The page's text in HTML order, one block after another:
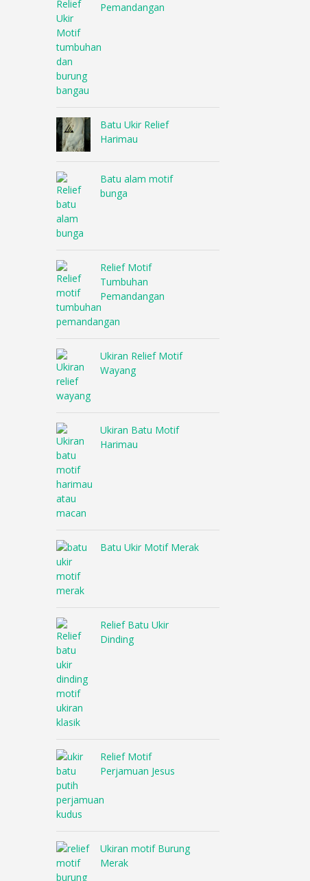
Pemandangan
Batu Ukir Relief
Harimau
Batu alam motif
bunga
Relief Motif
Tumbuhan
Pemandangan
Ukiran Relief Motif
Wayang
Ukiran Batu Motif
Harimau
Batu Ukir Motif Merak
Relief Batu Ukir
Dinding
Relief Motif
Perjamuan Jesus
Ukiran motif Burung
Merak